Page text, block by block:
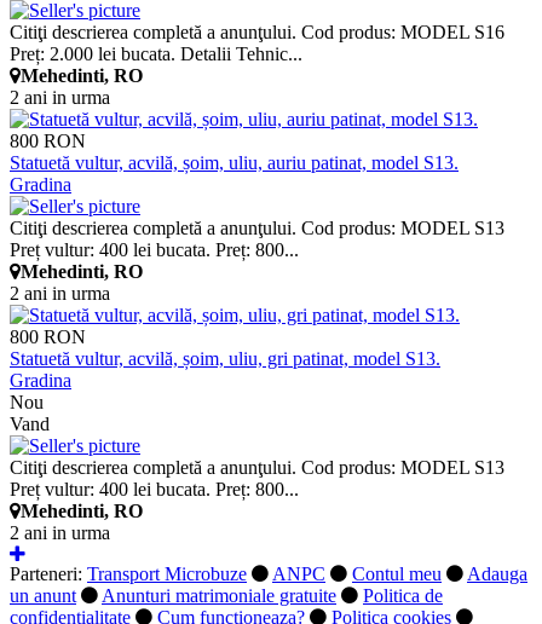
Citiţi descrierea completă a anunţului. Cod produs: MODEL S16
Preț: 2.000 lei bucata. Detalii Tehnic...
Mehedinti, RO
2 ani in urma
800 RON
Statuetă vultur, acvilă, șoim, uliu, auriu patinat, model S13.
Gradina
Citiţi descrierea completă a anunţului. Cod produs: MODEL S13
Preț vultur: 400 lei bucata. Preț: 800...
Mehedinti, RO
2 ani in urma
800 RON
Statuetă vultur, acvilă, șoim, uliu, gri patinat, model S13.
Gradina
Nou
Vand
Citiţi descrierea completă a anunţului. Cod produs: MODEL S13
Preț vultur: 400 lei bucata. Preț: 800...
Mehedinti, RO
2 ani in urma
Parteneri: Transport Microbuze ANPC Contul meu
Adauga
un anunt
Anunturi matrimoniale gratuite
Politica de
confidentialitate
Cum functioneaza? Politica cookies